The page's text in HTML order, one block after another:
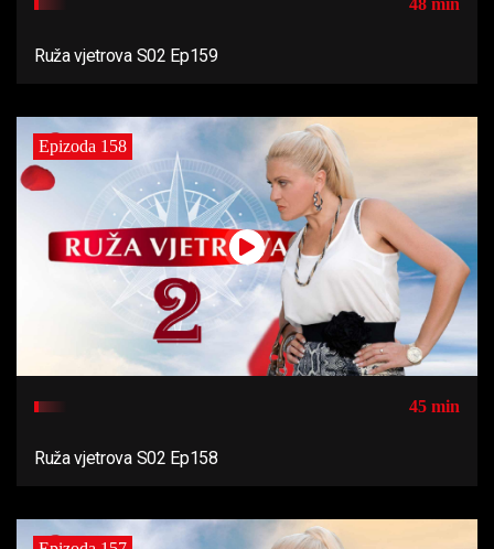
48 min
Ruža vjetrova S02 Ep159
Epizoda 158
45 min
Ruža vjetrova S02 Ep158